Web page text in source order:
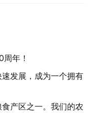
年！
发展，成为一个拥有
产区之一。我们的农